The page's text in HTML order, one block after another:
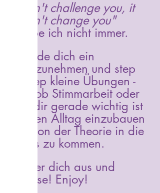
doesn't challenge you, it
doesn't change you"
glaube ich nicht immer.
Ich lade dich ein
wahrzunehmen und step
by step kleine Übungen -
egal ob Stimmarbeit oder
was dir gerade wichtig ist
- in den Alltag einzubauen
und von der Theorie in die
Praxis zu kommen.
Probier dich aus und
wachse! Enjoy!